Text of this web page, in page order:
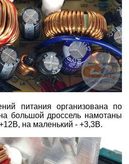
питания организована по
большой дроссель намотаны
на маленький - +3,3В.